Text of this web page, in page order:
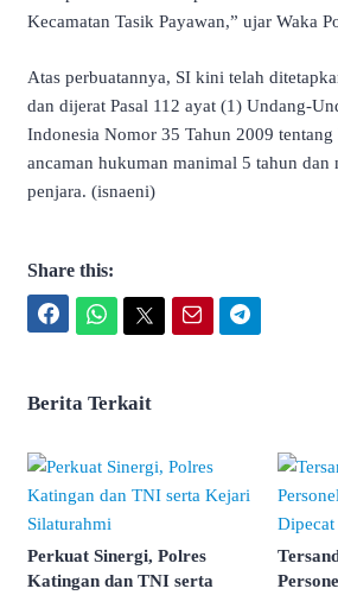
Kecamatan Tasik Payawan,” ujar Waka
Atas perbuatannya, SI kini telah
dan dijerat Pasal 112 ayat (1) Undang-
Indonesia Nomor 35 Tahun 2009
ancaman hukuman manimal 5 tahun dan
penjara. (isnaeni)
Share this:
Berita Terkait
Perkuat Sinergi, Polres
Katingan dan TNI serta